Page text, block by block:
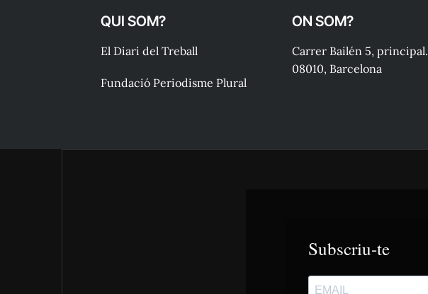
QUI SOM?
El Diari del Treball
Fundació Periodisme Plural
ON SOM?
Carrer Bailén 5, principal.
08010, Barcelona